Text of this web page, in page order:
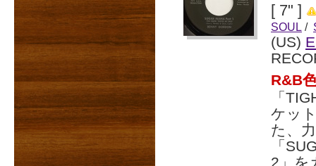
[ 7" ]
SOUL /
(US)
R&B
「
ケッ
た、
「